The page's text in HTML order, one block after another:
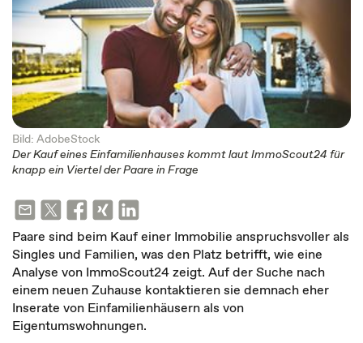
Bild: AdobeStock
Der Kauf eines Einfamilienhauses kommt laut ImmoScout24 für
knapp ein Viertel der Paare in Frage
Paare sind beim Kauf einer Immobilie anspruchsvoller als
Singles und Familien, was den Platz betrifft, wie eine
Analyse von ImmoScout24 zeigt. Auf der Suche nach
einem neuen Zuhause kontaktieren sie demnach eher
Inserate von Einfamilienhäusern als von
Eigentumswohnungen.